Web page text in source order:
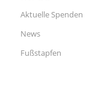
Aktuelle Spenden
News
Fußstapfen